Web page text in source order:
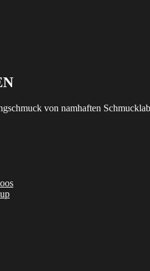
von namhaften